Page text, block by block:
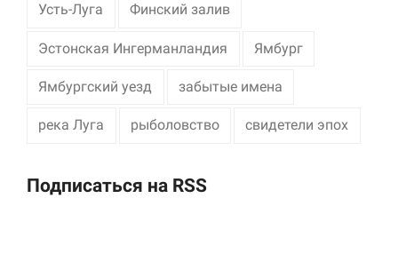
Усть-Луга Финский залив
Эстонская Ингерманландия Ямбург
Ямбургский уезд забытые имена
река Луга рыболовство свидетели эпох
Подписаться на RSS